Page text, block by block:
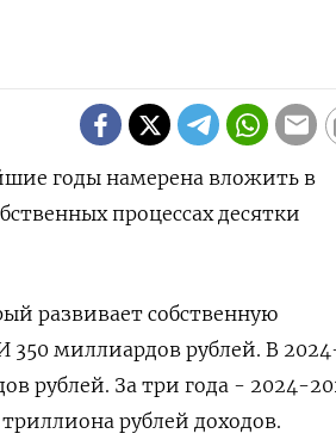
годы намерена вложить в
процессах десятки
развивает собственную
350 миллиардов рублей. В
рублей. За три года - ​2024-
​рублей доходов.